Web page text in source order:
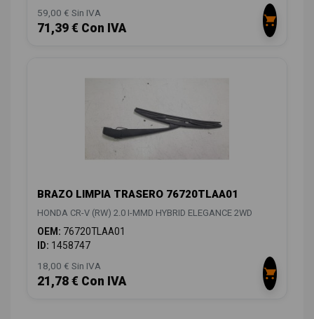
59,00 € Sin IVA
71,39 € Con IVA
BRAZO LIMPIA TRASERO 76720TLAA01
HONDA CR-V (RW) 2.0 I-MMD HYBRID ELEGANCE 2WD
OEM: 76720TLAA01
ID: 1458747
18,00 € Sin IVA
21,78 € Con IVA